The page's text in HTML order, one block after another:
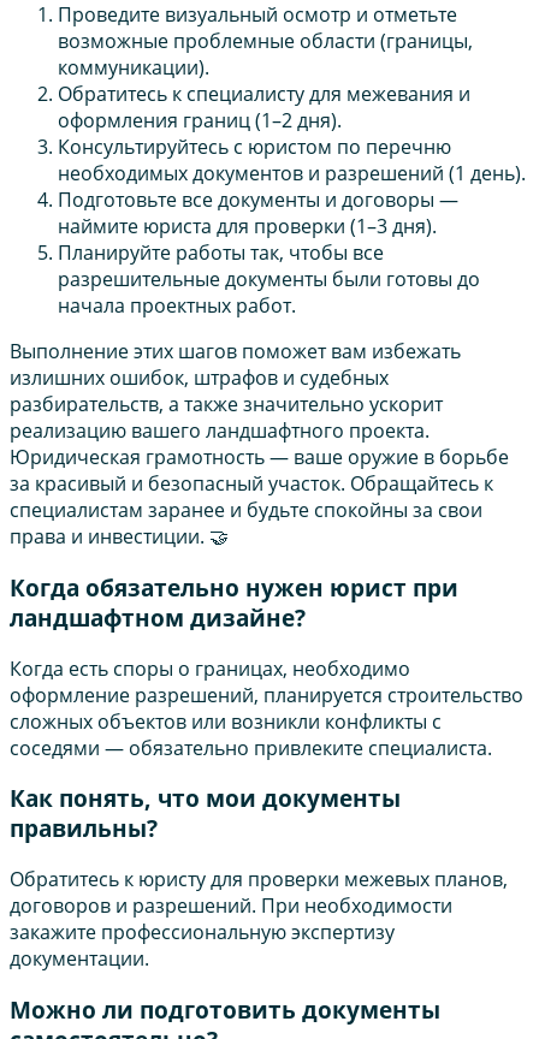
Проведите визуальный осмотр и отметьте
возможные проблемные области (границы,
коммуникации).
Обратитесь к специалисту для межевания и
оформления границ (1–2 дня).
Консультируйтесь с юристом по перечню
необходимых документов и разрешений (1 день).
Подготовьте все документы и договоры —
наймите юриста для проверки (1–3 дня).
Планируйте работы так, чтобы все
разрешительные документы были готовы до
начала проектных работ.
Выполнение этих шагов поможет вам избежать
излишних ошибок, штрафов и судебных
разбирательств, а также значительно ускорит
реализацию вашего ландшафтного проекта.
Юридическая грамотность — ваше оружие в борьбе
за красивый и безопасный участок. Обращайтесь к
специалистам заранее и будьте спокойны за свои
права и инвестиции. 🤝
Когда обязательно нужен юрист при
ландшафтном дизайне?
Когда есть споры о границах, необходимо
оформление разрешений, планируется строительство
сложных объектов или возникли конфликты с
соседями — обязательно привлеките специалиста.
Как понять, что мои документы
правильны?
Обратитесь к юристу для проверки межевых планов,
договоров и разрешений. При необходимости
закажите профессиональную экспертизу
документации.
Можно ли подготовить документы